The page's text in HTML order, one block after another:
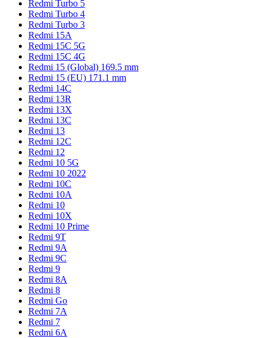
Redmi Turbo 5
Redmi Turbo 4
Redmi Turbo 3
Redmi 15A
Redmi 15C 5G
Redmi 15C 4G
Redmi 15 (Global) 169.5 mm
Redmi 15 (EU) 171.1 mm
Redmi 14C
Redmi 13R
Redmi 13X
Redmi 13C
Redmi 13
Redmi 12C
Redmi 12
Redmi 10 5G
Redmi 10 2022
Redmi 10C
Redmi 10A
Redmi 10
Redmi 10X
Redmi 10 Prime
Redmi 9T
Redmi 9A
Redmi 9C
Redmi 9
Redmi 8A
Redmi 8
Redmi Go
Redmi 7A
Redmi 7
Redmi 6A